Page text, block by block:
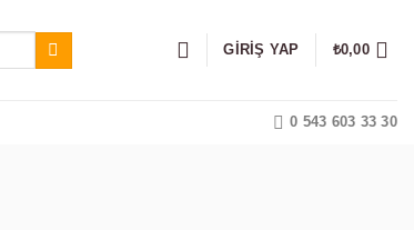
GIRIŞ YAP ₺0,00
0 543 603 33 30